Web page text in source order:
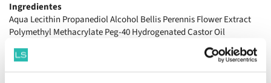
Ingredientes
Aqua Lecithin Propanediol Alcohol Bellis Perennis Flower Extract
Polymethyl Methacrylate Peg-40 Hydrogenated Castor Oil
Propylene Glycol Pentaerythrityl Tetra-Di-T-Butyl
Hydroxyhydrocinnamate 4-Butylresorcinol Alcohol Denat Ascorbyl
Glucoside Azelaic Acid Bha Bht Caprylic/Capric Triglyceride